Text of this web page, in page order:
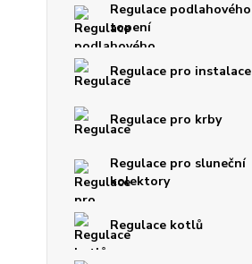
Regulace podlahového
topení
Regulace pro instalace
Regulace pro krby
Regulace pro sluneční
kolektory
Regulace kotlů